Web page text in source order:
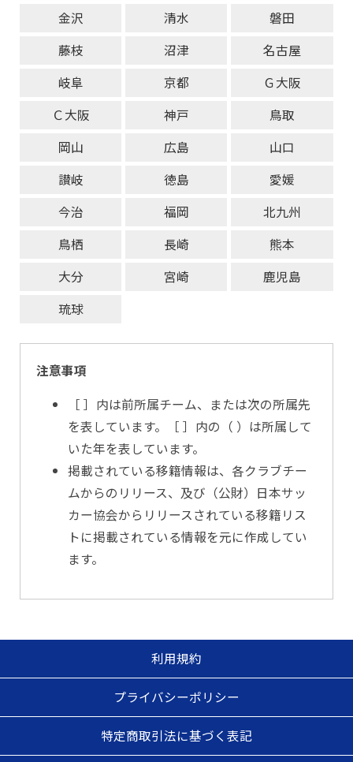
金沢
清水
磐田
藤枝
沼津
名古屋
岐阜
京都
Ｇ大阪
Ｃ大阪
神戸
鳥取
岡山
広島
山口
讃岐
徳島
愛媛
今治
福岡
北九州
鳥栖
長崎
熊本
大分
宮崎
鹿児島
琉球
注意事項
［ ］内は前所属チーム、または次の所属先
を表しています。［ ］内の（ ）は所属して
いた年を表しています。
掲載されている移籍情報は、各クラブチー
ムからのリリース、及び（公財）日本サッ
カー協会からリリースされている移籍リス
トに掲載されている情報を元に作成してい
ます。
利用規約
プライバシーポリシー
特定商取引法に基づく表記